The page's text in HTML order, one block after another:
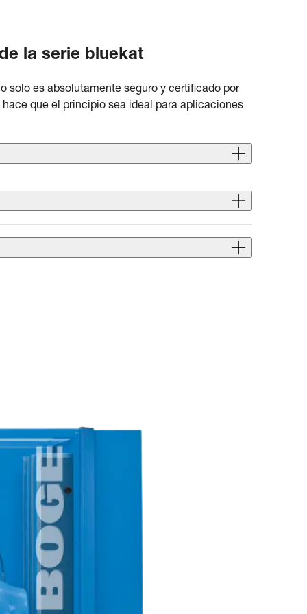
la serie bluekat
solo es absolutamente seguro y certificado por
que el principio sea ideal para aplicaciones